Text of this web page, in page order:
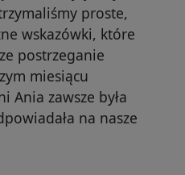
proste,
wskazówki, które
postrzeganie
miesiącu
Ania zawsze była
na nasze